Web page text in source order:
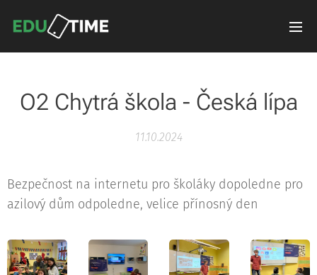
O2 Chytrá škola - Česká lípa
11.10.2024
Bezpečnost na internetu pro školáky dopoledne pro
azilový dům odpoledne, velice přínosný den